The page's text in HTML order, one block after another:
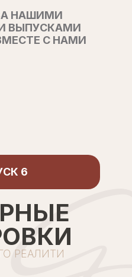
НАШИМИ
ВЫПУСКАМИ
С НАМИ
6
РЕАЛИТИ